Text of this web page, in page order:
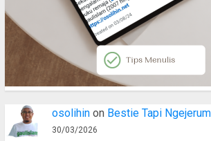
osolihinon Bestie Tapi
30/03/2026